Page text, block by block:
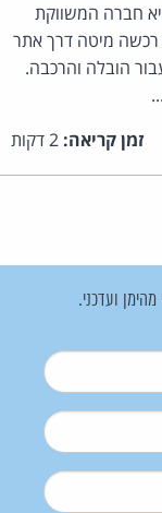
חברה המשווקת
רכשה מיטה דרך אתר
4,320 ₪ וסכום של 250 ₪ עבור הובלה והרכבה.
זמן קריאה:
ועדכני.